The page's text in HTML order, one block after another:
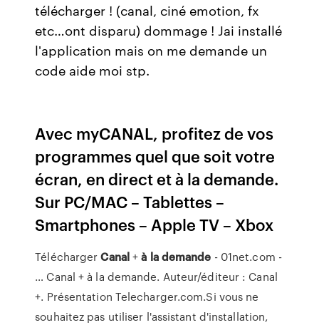
télécharger ! (canal, ciné emotion, fx
etc…ont disparu) dommage ! Jai installé
l'application mais on me demande un
code aide moi stp.
Avec myCANAL, profitez de vos
programmes quel que soit votre
écran, en direct et à la demande.
Sur PC/MAC – Tablettes –
Smartphones – Apple TV – Xbox
TéléchargerCanal+à la demande - 01net.com -
… Canal + à la demande. Auteur/éditeur : Canal
+. Présentation Telecharger.com.Si vous ne
souhaitez pas utiliser l'assistant d'installation,